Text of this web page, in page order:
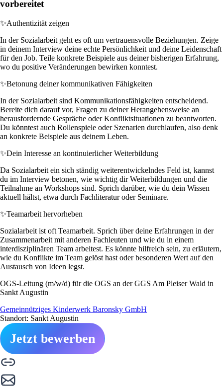
vorbereitet
✨Authentizität zeigen
In der Sozialarbeit geht es oft um vertrauensvolle Beziehungen. Zeige
in deinem Interview deine echte Persönlichkeit und deine Leidenschaft
für den Job. Teile konkrete Beispiele aus deiner bisherigen Erfahrung,
wo du positive Veränderungen bewirken konntest.
✨Betonung deiner kommunikativen Fähigkeiten
In der Sozialarbeit sind Kommunikationsfähigkeiten entscheidend.
Bereite dich darauf vor, Fragen zu deiner Herangehensweise an
herausfordernde Gespräche oder Konfliktsituationen zu beantworten.
Du könntest auch Rollenspiele oder Szenarien durchlaufen, also denk
an konkrete Beispiele aus deinem Leben.
✨Dein Interesse an kontinuierlicher Weiterbildung
Da Sozialarbeit ein sich ständig weiterentwickelndes Feld ist, kannst
du im Interview betonen, wie wichtig dir Weiterbildungen und die
Teilnahme an Workshops sind. Sprich darüber, wie du dein Wissen
aktuell hältst, etwa durch Fachliteratur oder Seminare.
✨Teamarbeit hervorheben
Sozialarbeit ist oft Teamarbeit. Sprich über deine Erfahrungen in der
Zusammenarbeit mit anderen Fachleuten und wie du in einem
interdisziplinären Team arbeitest. Es könnte hilfreich sein, zu erläutern,
wie du Konflikte im Team gelöst hast oder besonderen Wert auf den
Austausch von Ideen legst.
OGS-Leitung (m/w/d) für die OGS an der GGS Am Pleiser Wald in
Sankt Augustin
Gemeinnütziges Kinderwerk Baronsky GmbH
Standort: Sankt Augustin
Jetzt bewerben